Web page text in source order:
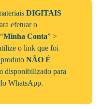
DIGITAIS
efetuar o
Minha Conta” >
o link que foi
NÃO É
disponibilizado para
WhatsApp.